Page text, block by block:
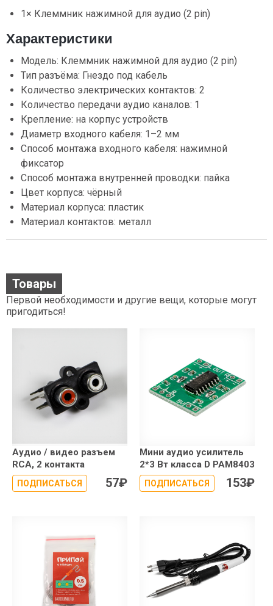
1× Клеммник нажимной для аудио (2 pin)
Характеристики
Модель: Клеммник нажимной для аудио (2 pin)
Тип разъёма: Гнездо под кабель
Количество электрических контактов: 2
Количество передачи аудио каналов: 1
Крепление: на корпус устройств
Диаметр входного кабеля: 1–2 мм
Способ монтажа входного кабеля: нажимной
фиксатор
Способ монтажа внутренней проводки: пайка
Цвет корпуса: чёрный
Материал корпуса: пластик
Материал контактов: металл
Товары
Первой необходимости и другие вещи, которые могут
пригодиться!
Аудио / видео разъем
RCA, 2 контакта
ПОДПИСАТЬСЯ 57₽
Мини аудио усилитель
2*3 Вт класса D PAM8403
ПОДПИСАТЬСЯ 153₽